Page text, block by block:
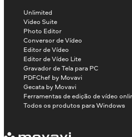
Unlimited
Video Suite
Photo Editor
Conversor de Vídeo
Editor de Vídeo
Editor de Vídeo Lite
Gravador de Tela para PC
PDFChef by Movavi
Gecata by Movavi
Ferramentas de edição de vídeo
Todos os produtos para Windows